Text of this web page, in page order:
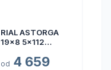
RIAL ASTORGA
19x8 5x112
od 4 659